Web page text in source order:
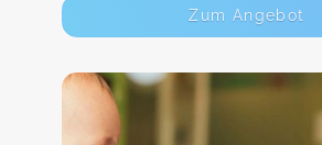
Zum Angebot